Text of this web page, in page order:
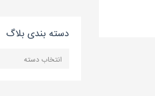
دسته بندی بلاگ
بندی